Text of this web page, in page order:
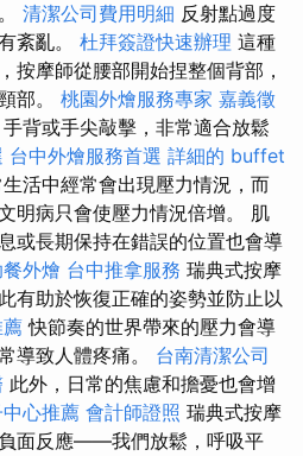
清潔公司費用明細 反射點過度
紊亂。 杜拜簽證快速辦理 這種
按摩師從腰部開始捏整個背部，
部。 桃園外燴服務專家 嘉義徵
背或手尖敲擊，非常適合放鬆
台中外燴服務首選 詳細的 buffet
活中經常會出現壓力情況，而
明病只會使壓力情況倍增。 肌
或長期保持在錯誤的位置也會導
外燴 台中推拿服務 瑞典式按摩
有助於恢復正確的姿勢並防止以
薦快節奏的世界帶來的壓力會導
導致人體疼痛。 台南清潔公司
此外，日常的焦慮和擔憂也會增
中心推薦 會計師證照 瑞典式按摩
面反應——我們放鬆，呼吸平